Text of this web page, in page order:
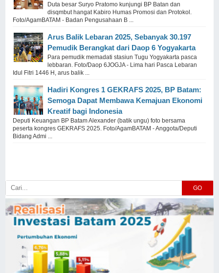
Duta besar Suryo Pratomo kunjungi BP Batan dan
disqmbut hangat Kabiro Humas Promosi dan Protokol.
Foto/AgamBATAM - Badan Pengusahaan B ...
Arus Balik Lebaran 2025, Sebanyak 30.197
Pemudik Berangkat dari Daop 6 Yogyakarta
Para pemudik memadati stasiun Tugu Yogyakarta pasca
lebbaran. Foto/Daop 6JOGJA - Lima hari Pasca Lebaran
Idul Fitri 1446 H, arus balik ...
Hadiri Kongres 1 GEKRAFS 2025, BP Batam:
Semoga Dapat Membawa Kemajuan Ekonomi
Kreatif bagi Indonesia
Deputi Keuangan BP Batam Alexander (batik ungu) foto bersama
peserta kongres GEKRAFS 2025. Foto/AgamBATAM - Anggota/Deputi
Bidang Admi ...
GO